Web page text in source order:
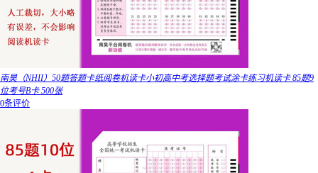
南昊（NHII）50题答题卡纸阅卷机读卡小初高中考选择题考试涂卡练习机读卡 85题9
位考号B卡 500张
0条评价